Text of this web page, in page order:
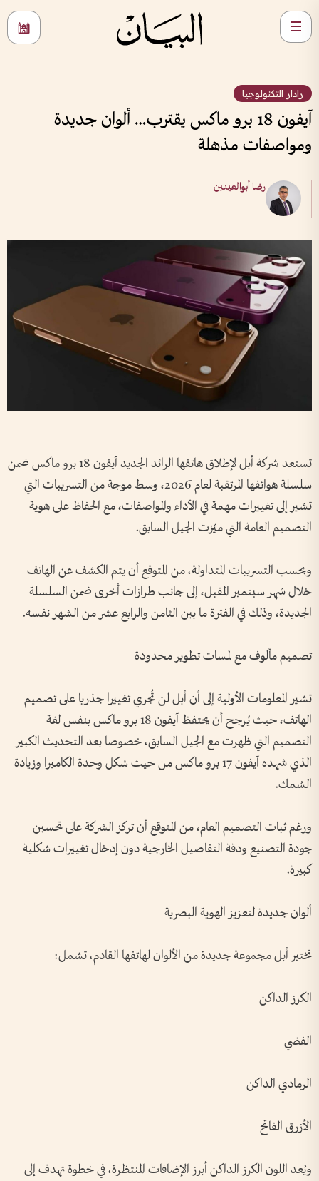
رادار التكنولوجيا
آيفون 18 برو ماكس يقترب… ألوان جديدة
ومواصفات مذهلة
رضا أبوالعينين
تستعد شركة أبل لإطلاق هاتفها الرائد الجديد آيفون 18 برو ماكس ضمن
سلسلة هواتفها المرتقبة لعام 2026، وسط موجة من التسريبات التي
تشير إلى تغييرات مهمة في الأداء والمواصفات، مع الحفاظ على هوية
التصميم العامة التي ميّزت الجيل السابق.
وبحسب التسريبات المتداولة، من المتوقع أن يتم الكشف عن الهاتف
خلال شهر سبتمبر المقبل، إلى جانب طرازات أخرى ضمن السلسلة
الجديدة، وذلك في الفترة ما بين الثامن والرابع عشر من الشهر نفسه.
تصميم مألوف مع لمسات تطوير محدودة
تشير المعلومات الأولية إلى أن أبل لن تُجري تغييرا جذريا على تصميم
الهاتف، حيث يُرجح أن يحتفظ آيفون 18 برو ماكس بنفس لغة
التصميم التي ظهرت مع الجيل السابق، خصوصا بعد التحديث الكبير
الذي شهده آيفون 17 برو ماكس من حيث شكل وحدة الكاميرا وزيادة
السُمك.
ورغم ثبات التصميم العام، من المتوقع أن تركز الشركة على تحسين
جودة التصنيع ودقة التفاصيل الخارجية دون إدخال تغييرات شكلية
كبيرة.
ألوان جديدة لتعزيز الهوية البصرية
تختبر أبل مجموعة جديدة من الألوان لهاتفها القادم، تشمل:
الكرز الداكن
الفضي
الرمادي الداكن
الأزرق الفاتح
ويُعد اللون الكرز الداكن أبرز الإضافات المنتظرة، في خطوة تهدف إلى